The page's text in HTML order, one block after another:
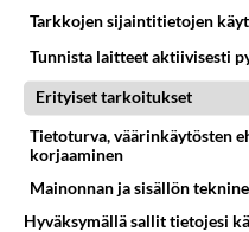
😅
05.08.2026 13:25
Ikävä
Voiko meidän välit
Koskaan parantua tästä?
05.08.2026 05:34
Ikävä
Tarkkojen sijaintitietojen
Tunnista laitteet aktiivisesti
Erityiset tarkoitukset
Tietoturva, väärinkäytösten
korjaaminen
Mainonnan ja sisällön
Hyväksymällä sallit tietojesi